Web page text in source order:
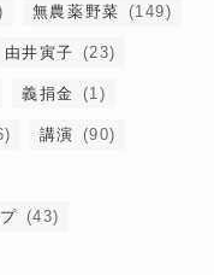
無農薬野菜 (149)
由井寅子 (23)
義捐金 (1)
講演 (90)
(43)